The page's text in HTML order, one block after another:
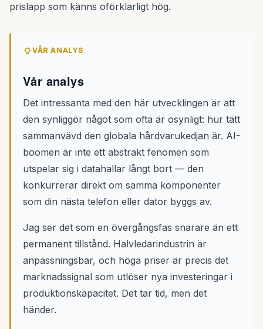
prislapp som känns oförklarligt hög.
VÅR ANALYS
Vår analys
Det intressanta med den här utvecklingen är att
den synliggör något som ofta är osynligt: hur tätt
sammanvävd den globala hårdvarukedjan är. AI-
boomen är inte ett abstrakt fenomen som
utspelar sig i datahallar långt bort — den
konkurrerar direkt om samma komponenter
som din nästa telefon eller dator byggs av.
Jag ser det som en övergångsfas snarare än ett
permanent tillstånd. Halvledarindustrin är
anpassningsbar, och höga priser är precis det
marknadssignal som utlöser nya investeringar i
produktionskapacitet. Det tar tid, men det
händer.